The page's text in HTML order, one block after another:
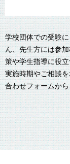
学校団体での受験
ん、先生方には参
策や学生指導に役
実施時期やご相談
合わせフォームか